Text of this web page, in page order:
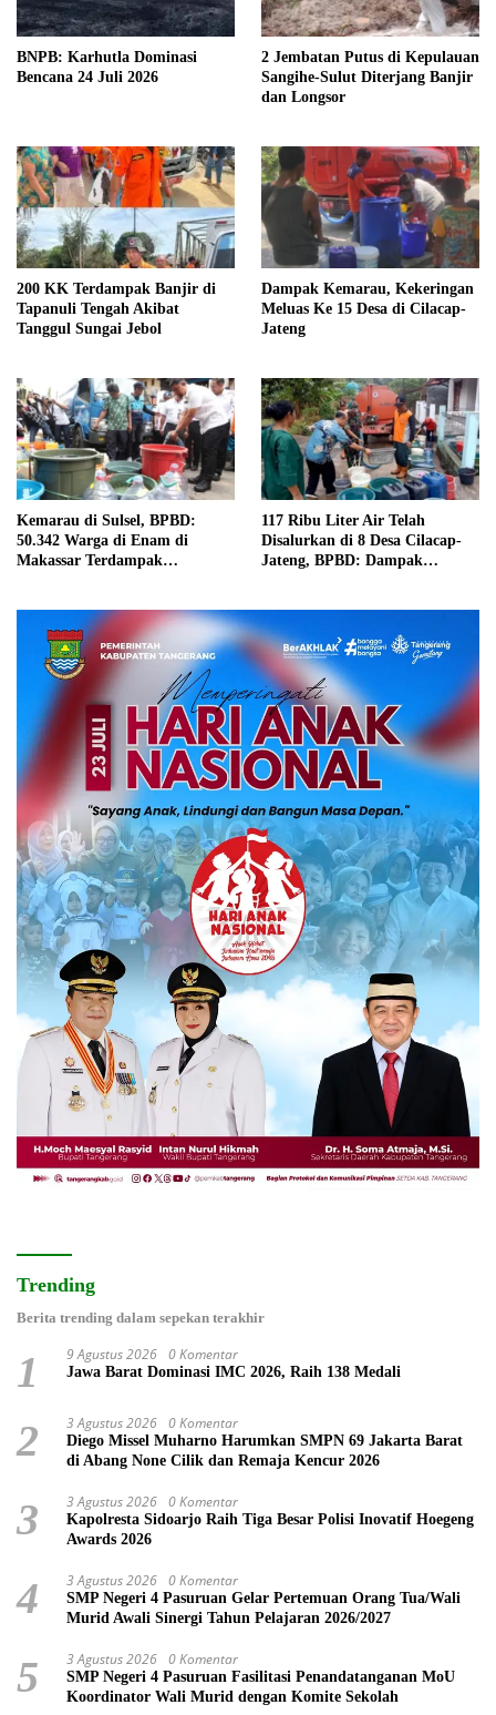
BNPB: Karhutla Dominasi
Bencana 24 Juli 2026
2 Jembatan Putus di Kepulauan
Sangihe-Sulut Diterjang Banjir
dan Longsor
200 KK Terdampak Banjir di
Tapanuli Tengah Akibat
Tanggul Sungai Jebol
Dampak Kemarau, Kekeringan
Meluas Ke 15 Desa di Cilacap-
Jateng
Kemarau di Sulsel, BPBD:
50.342 Warga di Enam di
Makassar Terdampak
117 Ribu Liter Air Telah
Disalurkan di 8 Desa Cilacap-
Jateng, BPBD: Dampak
Trending
Berita trending dalam sepekan terakhir
1 9 Agustus 2026 0 Komentar
Jawa Barat Dominasi IMC 2026, Raih 138 Medali
2 3 Agustus 2026 0 Komentar
Diego Missel Muharno Harumkan SMPN 69 Jakarta Barat
di Abang None Cilik dan Remaja Kencur 2026
3 3 Agustus 2026 0 Komentar
Kapolresta Sidoarjo Raih Tiga Besar Polisi Inovatif Hoegeng
Awards 2026
4 3 Agustus 2026 0 Komentar
SMP Negeri 4 Pasuruan Gelar Pertemuan Orang Tua/Wali
Murid Awali Sinergi Tahun Pelajaran 2026/2027
5 3 Agustus 2026 0 Komentar
SMP Negeri 4 Pasuruan Fasilitasi Penandatanganan MoU
Koordinator Wali Murid dengan Komite Sekolah